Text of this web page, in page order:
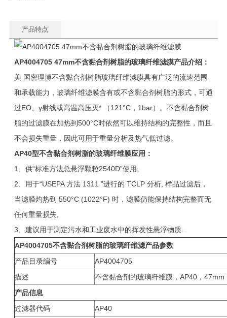
产品特点
AP4004705 47mm不含黏合剂树脂的玻璃纤维滤膜产品介绍：
美 国密理博不含黏合剂树脂玻璃纤维滤膜具有广泛的流速范围
和承载能力，玻璃纤维滤膜含有或不含黏合剂树脂的形式，可通
过EO、γ射线或高温高压灭* （121°C，1bar）。不含黏合剂树
脂的过滤膜在加热到500°C时依然可以维持结构的完整性，而且
不会损失重量，因此可用于重量分析及热气低过滤。
AP40型不含黏合剂树脂的玻璃纤维膜应用：
1、供“标准方法总悬浮颗粒2540D”使用,
2、用于“USEPA 方法 1311 ”进行的 TCLP 分析, 样品过滤后，
当滤膜灼热到 550°C (1022°F) 时，滤膜仍能保持结构完整而无
任何重量损失,
3、建议用于测定污水和工业废水中的挥发性悬浮物质.
AP4004705不含黏合剂树脂的玻璃纤维滤产品参数
产品目录编号
AP4004705
描述
不含黏合剂的玻璃纤维膜，AP40，47mm
产品信息
过滤器代码
AP40